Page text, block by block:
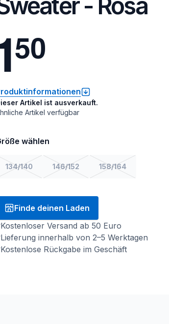
50
Artikel ist ausverkauft.
Artikel verfügbar
wählen
134/140 146/152 158/164
Finde deinen Laden
Kostenloser Versand ab 50 Euro
Lieferung innerhalb von 2–5 Werktagen
Kostenlose Rückgabe im Geschäft